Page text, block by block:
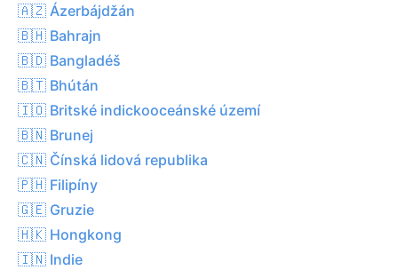
🇦🇿 Ázerbájdžán
🇧🇭 Bahrajn
🇧🇩 Bangladéš
🇧🇹 Bhútán
🇮🇴 Britské indickooceánské území
🇧🇳 Brunej
🇨🇳 Čínská lidová republika
🇵🇭 Filipíny
🇬🇪 Gruzie
🇭🇰 Hongkong
🇮🇳 Indie